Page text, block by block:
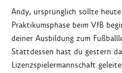
Andy, ursprünglich sollte
Praktikumsphase beim VfB
deiner Ausbildung zum
Stattdessen hast du gestern
Lizenzspielermannschaft